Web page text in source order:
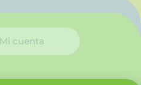
Mi cuenta